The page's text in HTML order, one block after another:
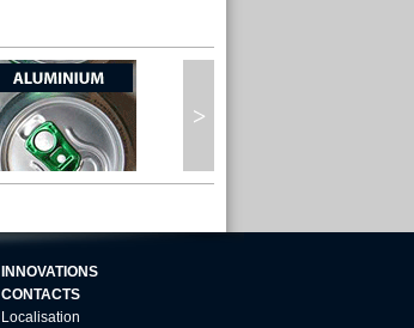
INNOVATIONS
CONTACTS
Localisation